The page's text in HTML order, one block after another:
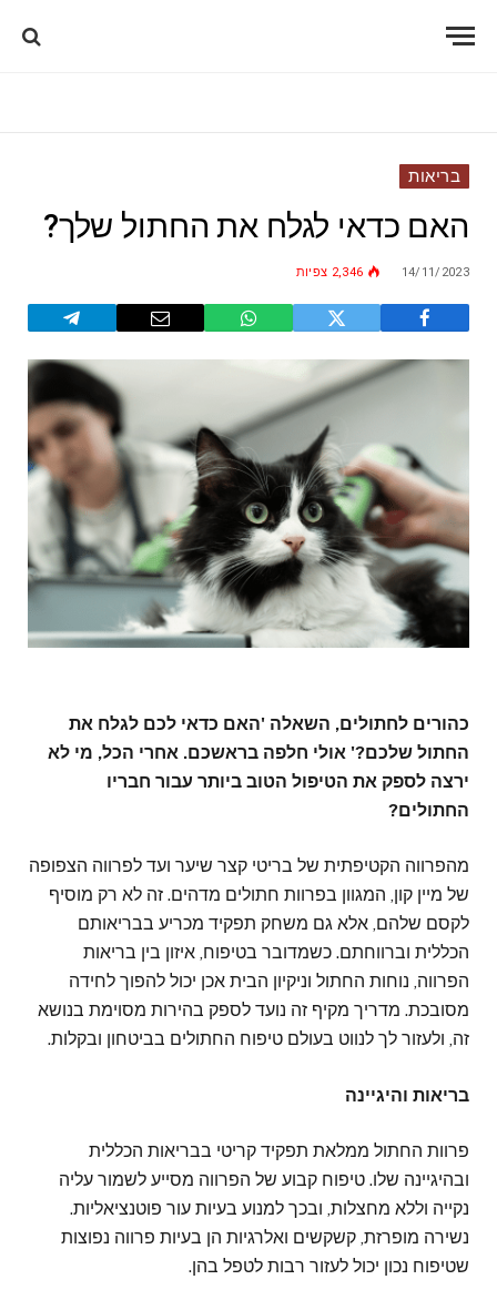
בריאות
האם כדאי לגלח את החתול שלך?
14/11/2023
2,346 צפיות
כהורים לחתולים, השאלה 'האם כדאי לכם לגלח את
החתול שלכם?' אולי חלפה בראשכם. אחרי הכל, מי לא
ירצה לספק את הטיפול הטוב ביותר עבור חבריו
החתולים?
מהפרווה הקטיפתית של בריטי קצר שיער ועד לפרווה הצפופה
של מיין קון, המגוון בפרוות חתולים מדהים. זה לא רק מוסיף
לקסם שלהם, אלא גם משחק תפקיד מכריע בבריאותם
הכללית וברווחתם. כשמדובר בטיפוח, איזון בין בריאות
הפרווה, נוחות החתול וניקיון הבית אכן יכול להפוך לחידה
מסובכת. מדריך מקיף זה נועד לספק בהירות מסוימת בנושא
זה, ולעזור לך לנווט בעולם טיפוח החתולים בביטחון ובקלות.
בריאות והיגיינה
פרוות החתול ממלאת תפקיד קריטי בבריאות הכללית
ובהיגיינה שלו. טיפוח קבוע של הפרווה מסייע לשמור עליה
נקייה וללא מחצלות, ובכך למנוע בעיות עור פוטנציאליות.
נשירה מופרזת, קשקשים ואלרגיות הן בעיות פרווה נפוצות
שטיפוח נכון יכול לעזור רבות לטפל בהן.